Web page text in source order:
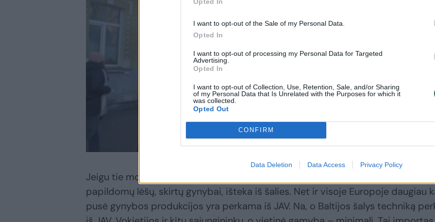
I want to opt-out of the Sale of my Personal Data.
Opted In
I want to opt-out of processing my Personal Data for Targeted
Advertising.
Opted In
I want to opt-out of Collection, Use, Retention, Sale, and/or Sharing
of my Personal Data that Is Unrelated with the Purposes for which it
was collected.
Opted Out
CONFIRM
Data Deletion Data Access Privacy Policy
Jeigu tie mokesčiai grįžta į vietos ekonomiką – puiku. Tačiau didžioji dalis
papildomų lėšų, skirtų gynybai, išteka iš šalies. Net ir visoje Europoje daugiau
pusė gynybos produkcijos yra perkama iš JAV. Na, o Baltijos šalys techniką